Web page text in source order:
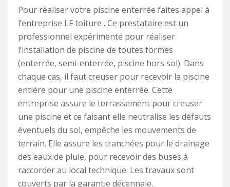
Pour réaliser votre piscine enterrée faites appel à
l’entreprise LF toiture . Ce prestataire est un
professionnel expérimenté pour réaliser
l’installation de piscine de toutes formes
(enterrée, semi-enterrée, piscine hors sol). Dans
chaque cas, il faut creuser pour recevoir la piscine
entière pour une piscine enterrée. Cette
entreprise assure le terrassement pour creuser
une piscine et ce faisant elle neutralise les défauts
éventuels du sol, empêche les mouvements de
terrain. Elle assure les tranchées pour le drainage
des eaux de pluie, pour recevoir des buses à
raccorder au local technique. Les travaux sont
couverts par la garantie décennale.